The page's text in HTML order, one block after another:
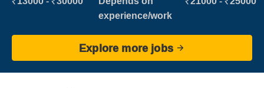
experience/work
Explore more jobs